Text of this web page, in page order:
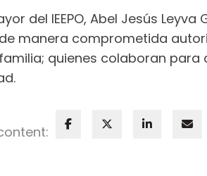
del IEEPO, Abel Jesús
manera comprometida
quienes colaboran